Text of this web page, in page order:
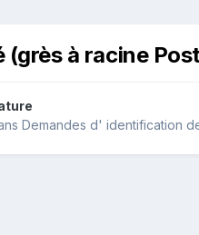
(grès à racine
Demandes d' identification